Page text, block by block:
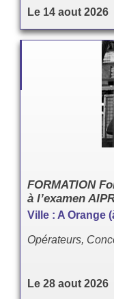
Le 14 aout 2026
FORMATION
à l’examen
Ville : A Orange
Opérateurs,
Le 28 aout 2026